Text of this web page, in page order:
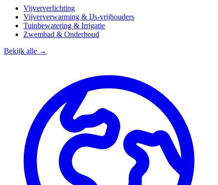
Vijververlichting
Vijververwarming & IJs-vrijhouders
Tuinbewatering & Irrigatie
Zwembad & Onderhoud
Bekijk alle →